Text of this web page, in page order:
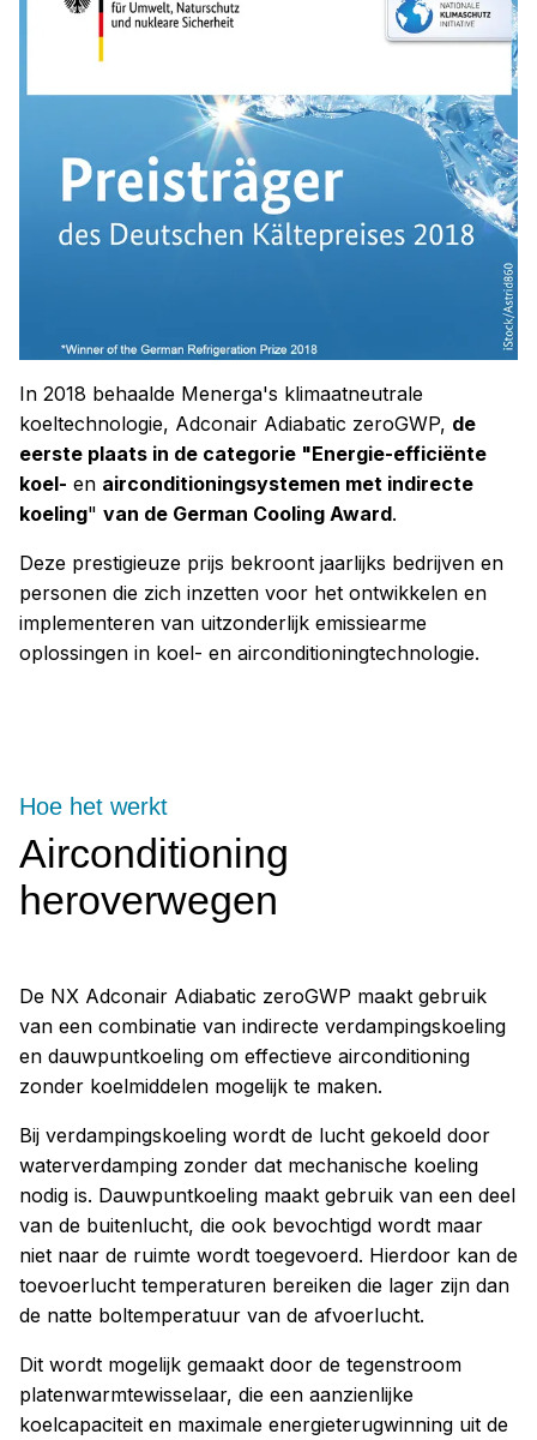
In 2018 behaalde Menerga's klimaatneutrale
koeltechnologie, Adconair Adiabatic zeroGWP, de
eerste plaats in de categorie "Energie-efficiënte
koel- en airconditioningsystemen met indirecte
koeling" van de German Cooling Award.
Deze prestigieuze prijs bekroont jaarlijks bedrijven en
personen die zich inzetten voor het ontwikkelen en
implementeren van uitzonderlijk emissiearme
oplossingen in koel- en airconditioningtechnologie.
Airconditioning
heroverwegen
Hoe het werkt
De NX Adconair Adiabatic zeroGWP maakt gebruik
van een combinatie van indirecte verdampingskoeling
en dauwpuntkoeling om effectieve airconditioning
zonder koelmiddelen mogelijk te maken.
Bij verdampingskoeling wordt de lucht gekoeld door
waterverdamping zonder dat mechanische koeling
nodig is. Dauwpuntkoeling maakt gebruik van een deel
van de buitenlucht, die ook bevochtigd wordt maar
niet naar de ruimte wordt toegevoerd. Hierdoor kan de
toevoerlucht temperaturen bereiken die lager zijn dan
de natte boltemperatuur van de afvoerlucht.
Dit wordt mogelijk gemaakt door de tegenstroom
platenwarmtewisselaar, die een aanzienlijke
koelcapaciteit en maximale energieterugwinning uit de